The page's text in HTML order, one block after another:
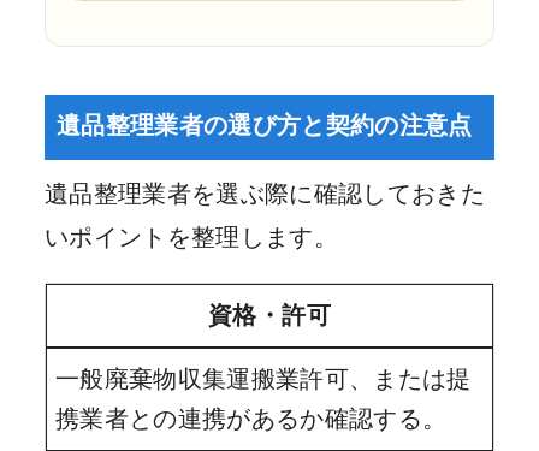
遺品整理業者の選び方と契約の注意点
遺品整理業者を選ぶ際に確認しておきた
いポイントを整理します。
資格・許可
一般廃棄物収集運搬業許可、または提
携業者との連携があるか確認する。